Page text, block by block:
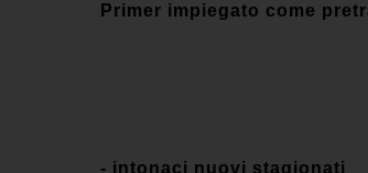
Primer impiegato come
- intonaci nuovi stagionati